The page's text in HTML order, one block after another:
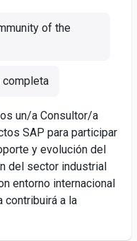
of the
completa
un/a Consultor/a
SAP para participar
y evolución del
del sector industrial
entorno internacional
contribuirá a la